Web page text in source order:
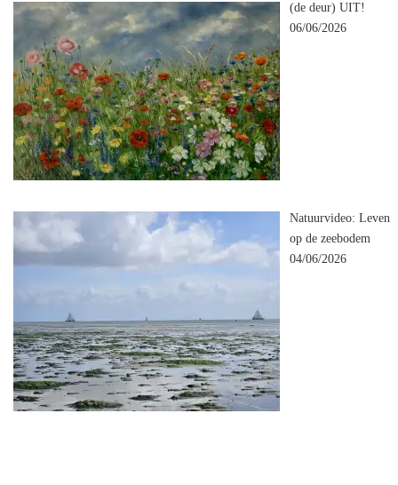
(de deur) UIT!
06/06/2026
Natuurvideo: Leven
op de zeebodem
04/06/2026